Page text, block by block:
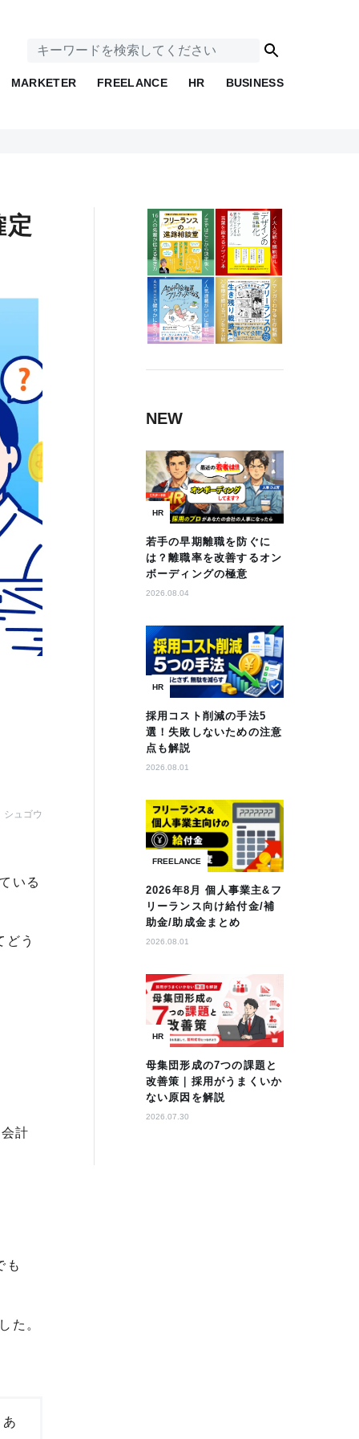
MARKETER FREELANCE HR BUSINESS
シュゴウ
いる
う
計
も
た。
NEW
HR
若手の早期離職を防ぐに
は？離職率を改善するオン
ボーディングの極意
2026.08.04
HR
採用コスト削減の手法5
選！失敗しないための注意
点も解説
2026.08.01
FREELANCE
2026年8月 個人事業主&フ
リーランス向け給付金/補
助金/助成金まとめ
2026.08.01
HR
母集団形成の7つの課題と
改善策｜採用がうまくいか
ない原因を解説
2026.07.30